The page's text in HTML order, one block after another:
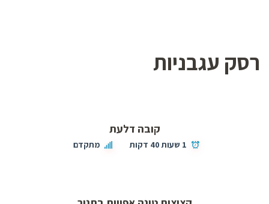
רסק עגבניות
קובה דלעת
1 שעות 40 דקות מתקדם